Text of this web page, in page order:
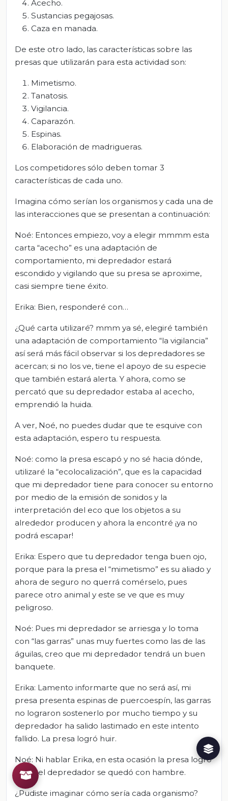
Acecho.
Sustancias pegajosas.
Caza en manada.
De este otro lado, las características sobre las
presas que utilizarán para esta actividad son:
Mimetismo.
Tanatosis.
Vigilancia.
Caparazón.
Espinas.
Elaboración de madrigueras.
Los competidores sólo deben tomar 3
características de cada uno.
Imagina cómo serían los organismos y cada una de
las interacciones que se presentan a continuación:
Noé: Entonces empiezo, voy a elegir mmmm esta
carta “acecho” es una adaptación de
comportamiento, mi depredador estará
escondido y vigilando que su presa se aproxime,
casi siempre tiene éxito.
Erika: Bien, responderé con…
¿Qué carta utilizaré? mmm ya sé, elegiré también
una adaptación de comportamiento “la vigilancia”
así será más fácil observar si los depredadores se
acercan; si no los ve, tiene el apoyo de su especie
que también estará alerta. Y ahora, como se
percató que su depredador estaba al acecho,
emprendió la huida.
A ver, Noé, no puedes dudar que te esquive con
esta adaptación, espero tu respuesta.
Noé: como la presa escapó y no sé hacia dónde,
utilizaré la “ecolocalización”, que es la capacidad
que mi depredador tiene para conocer su entorno
por medio de la emisión de sonidos y la
interpretación del eco que los objetos a su
alrededor producen y ahora la encontré ¡ya no
podrá escapar!
Erika: Espero que tu depredador tenga buen ojo,
porque para la presa el “mimetismo” es su aliado y
ahora de seguro no querrá comérselo, pues
parece otro animal y este se ve que es muy
peligroso.
Noé: Pues mi depredador se arriesga y lo toma
con “las garras” unas muy fuertes como las de las
águilas, creo que mi depredador tendrá un buen
banquete.
Erika: Lamento informarte que no será así, mi
presa presenta espinas de puercoespín, las garras
no lograron sostenerlo por mucho tiempo y su
depredador ha salido lastimado en este intento
fallido. La presa logró huir.
Noé: Ni hablar Erika, en esta ocasión la presa logró
huir y el depredador se quedó con hambre.
¿Pudiste imaginar cómo sería cada organismo?